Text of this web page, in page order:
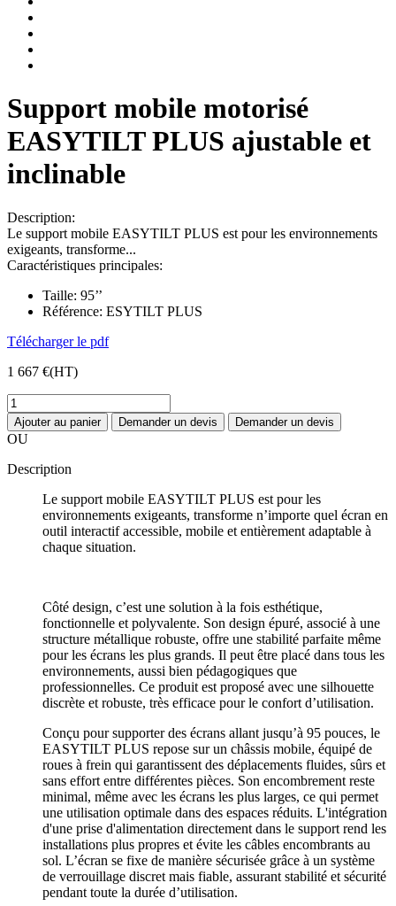
Support mobile motorisé
EASYTILT PLUS ajustable et
inclinable
Description:
Le support mobile EASYTILT PLUS est pour les environnements
exigeants, transforme...
Caractéristiques principales:
Taille: 95’’
Référence: ESYTILT PLUS
Télécharger le pdf
1 667 €(HT)
Ajouter au panier Demander un devis Demander un devis
OU
Description
Le support mobile EASYTILT PLUS est pour les
environnements exigeants, transforme n’importe quel écran en
outil interactif accessible, mobile et entièrement adaptable à
chaque situation.
Côté design, c’est une solution à la fois esthétique,
fonctionnelle et polyvalente. Son design épuré, associé à une
structure métallique robuste, offre une stabilité parfaite même
pour les écrans les plus grands. Il peut être placé dans tous les
environnements, aussi bien pédagogiques que
professionnelles. Ce produit est proposé avec une silhouette
discrète et robuste, très efficace pour le confort d’utilisation.
Conçu pour supporter des écrans allant jusqu’à 95 pouces, le
EASYTILT PLUS repose sur un châssis mobile, équipé de
roues à frein qui garantissent des déplacements fluides, sûrs et
sans effort entre différentes pièces. Son encombrement reste
minimal, même avec les écrans les plus larges, ce qui permet
une utilisation optimale dans des espaces réduits. L'intégration
d'une prise d'alimentation directement dans le support rend les
installations plus propres et évite les câbles encombrants au
sol. L’écran se fixe de manière sécurisée grâce à un système
de verrouillage discret mais fiable, assurant stabilité et sécurité
pendant toute la durée d’utilisation.